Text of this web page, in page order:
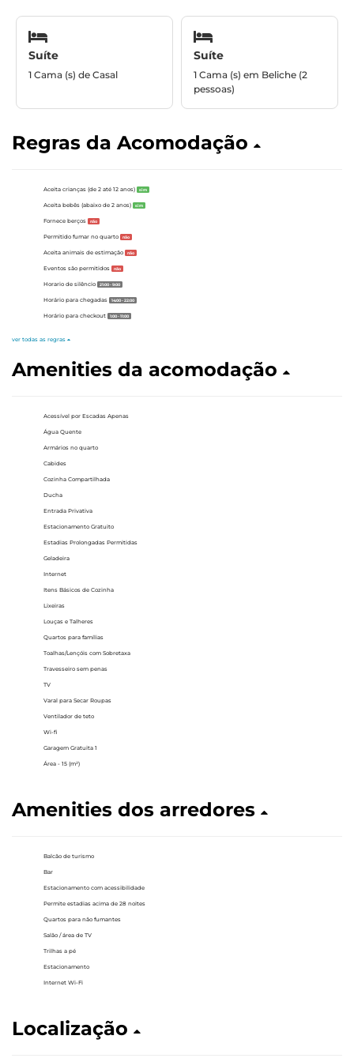
Suíte
1 Cama (s) de Casal
Suíte
1 Cama (s) em Beliche (2
pessoas)
Regras da Acomodação
Aceita crianças (de 2 até 12 anos) sim
Aceita bebês (abaixo de 2 anos) sim
Fornece berços não
Permitido fumar no quarto não
Aceita animais de estimação não
Eventos são permitidos não
Horario de silêncio 21:00 - 9:00
Horário para chegadas 14:00 - 22:00
Horário para checkout 1:00 - 11:00
ver todas as regras
Amenities da acomodação
Acessível por Escadas Apenas
Água Quente
Armários no quarto
Cabides
Cozinha Compartilhada
Ducha
Entrada Privativa
Estacionamento Gratuito
Estadias Prolongadas Permitidas
Geladeira
Internet
Itens Básicos de Cozinha
Lixeiras
Louças e Talheres
Quartos para famílias
Toalhas/Lençóis com Sobretaxa
Travesseiro sem penas
TV
Varal para Secar Roupas
Ventilador de teto
Wi-fi
Garagem Gratuita 1
Área - 15 (m²)
Amenities dos arredores
Balcão de turismo
Bar
Estacionamento com acessibilidade
Permite estadias acima de 28 noites
Quartos para não fumantes
Salão / área de TV
Trilhas a pé
Estacionamento
Internet Wi-Fi
Localização